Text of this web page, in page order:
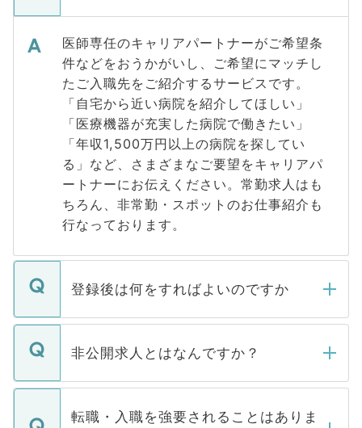
医師専任のキャリアパートナーがご希望条
件などをおうかがいし、ご希望にマッチし
たご入職先をご紹介するサービスです。
「自宅から近い病院を紹介してほしい」
「医療機器が充実した病院で働きたい」
「年収1,500万円以上の病院を探してい
る」など、さまざまなご要望をキャリアパ
ートナーにお伝えください。常勤求人はも
ちろん、非常勤・スポットのお仕事紹介も
行なっております。
登録後は何をすればよいのですか
ご登録いただきましたら、弊社担当者がご
登録内容を確認し、その後メールもしくは
ます。通常、5営業日以内にはご連絡をせて
いただきますので、しばらくお待ちくださ
非公開求人とはなんですか？
マイナビDOCTORで取り扱っている求人の
うち約3割は、Webサイトからご覧いただ
転職・入職を強要されることはありま